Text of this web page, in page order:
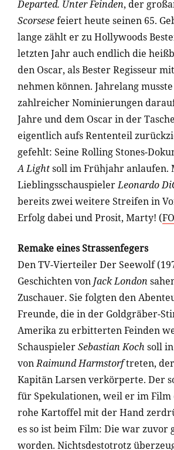
Departed. Unter Feinden, der
Scorsesefeiert heute seinen 65.
lange zählt er zu Hollywoods
letzten Jahr auch endlich die
den Oscar, als Bester Regisseur
nehmen können. Jahrelang
zahlreicher Nominierungen
Jahre und dem Oscar in der
eigentlich aufs Rententeil
gefehlt: Seine Rolling Stones-
A Lightsoll im Frühjahr anlaufen.
LieblingsschauspielerLeonardo
bereits zwei weitere Streifen in
Erfolg dabei und Prosit, Marty! (
Remake eines Strassenfegers
Den TV-Vierteiler Der Seewolf
Geschichten von Jack London
Zuschauer. Sie folgten den
Freunde, die in der Goldgräber-
Amerika zu erbitterten Feinden
SchauspielerSebastian Koch soll
vonRaimund Harmstorftreten,
Kapitän Larsen verkörperte. Der
für Spekulationen, weil er im Film
rohe Kartoffel mit der Hand
es so ist beim Film: Die war zuvor
worden. Nichtsdestotrotz